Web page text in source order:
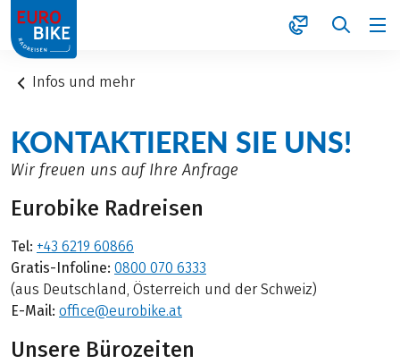
1
Infos und mehr
KONTAKTIEREN SIE UNS!
Wir freuen uns auf Ihre Anfrage
Eurobike Radreisen
Tel: +43 6219 60866
Gratis-Infoline: 0800 070 6333
(aus Deutschland, Österreich und der Schweiz)
E-Mail: office@eurobike.at
Unsere Bürozeiten